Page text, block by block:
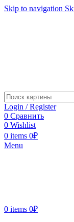
Skip to navigation
Login / Register
0 Сравнить
0 Wishlist
0 items 0₽
Menu
0 items 0₽